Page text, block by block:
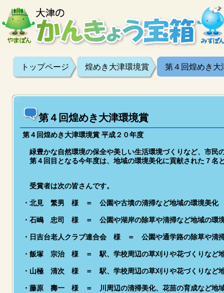
トップページ 煌めき大津環境賞 第４回煌めき大
第４回煌めき大津環境賞
第４回煌めき大津環境賞 平成２０年度
緑豊かな自然環境の保全や美しい生活環境づくりなど、市民
第４回目となる今年度は、地域の環境美化に貢献された７名
受賞者は次の皆さんです。
・北見 繁男 様 ＝ 公園や古墳の清掃など地域の環境美化
・石嶋 忠司 様 ＝ 公園や湖岸の除草や清掃など地域の環
・日吉台老人クラブ連合会 様 ＝ 公園や通学路の除草や清
・飯塚 宗治 様 ＝ 駅、学校周辺の草刈りや花づくりなど
・山極 清次 様 ＝ 駅、学校周辺の草刈りや花づくりなど
・藤原 壽一 様 ＝ 川周辺の清掃美化、花苗の育成など地